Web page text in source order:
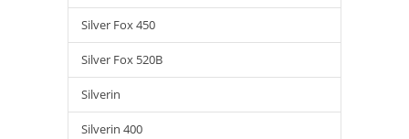
Silver Fox 450
Silver Fox 520B
Silverin
Silverin 400